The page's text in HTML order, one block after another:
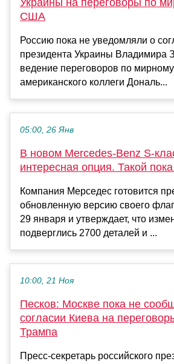
Украины на переговоры по
США
Россию пока не уведомляли о
президента Украины Владимира
ведение переговоров по
американского коллеги Дональ...
05:00, 26 Янв
В новом Mercedes-Benz S-
интересная опция. Такой
Компания Мерседес готовится
обновленную версию своего
29 января и утверждает, что
подверглись 2700 деталей и ...
10:00, 21 Ноя
Песков: Москве пока не
согласии Киева на
Трампа
Пресс-секретарь российского